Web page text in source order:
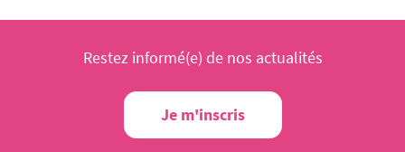
Restez informé(e) de nos actualités
Je m'inscris